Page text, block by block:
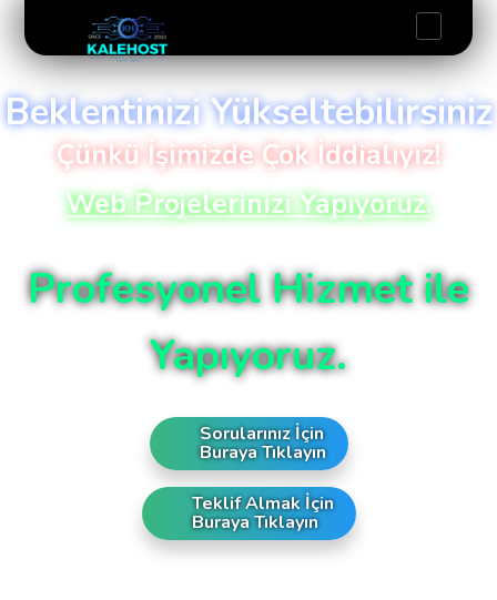
Beklentinizi Yükseltebilirsiniz
Çünkü İşimizde Çok İddialıyız!
Web Projelerinizi Yapıyoruz.
Profesyonel Hizmet ile
Yapıyoruz.
Sorularınız İçin
Buraya Tıklayın
Teklif Almak İçin
Buraya Tıklayın